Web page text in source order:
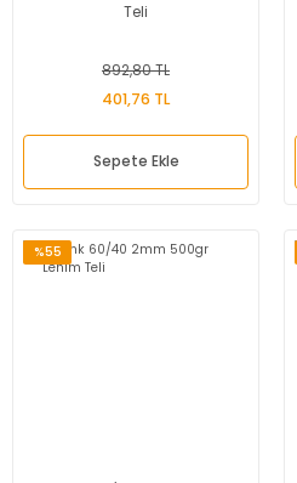
Teli
892,80 TL
401,76 TL
Sepete Ekle
%55